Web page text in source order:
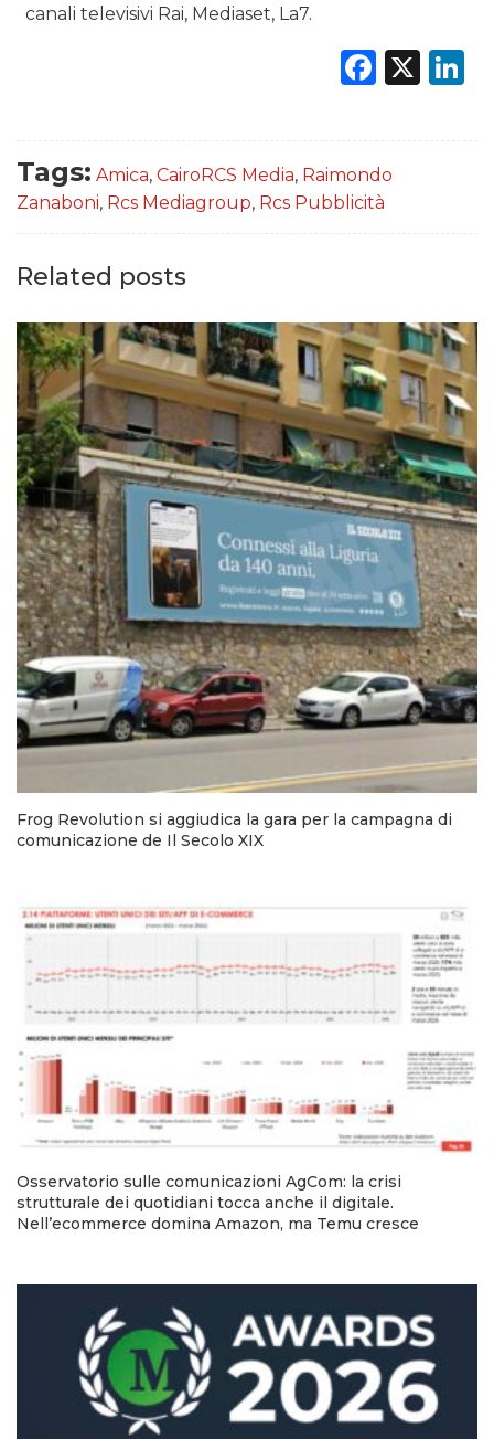
canali televisivi Rai, Mediaset, La7.
X
Tags: Amica, CairoRCS Media, Raimondo
Zanaboni, Rcs Mediagroup, Rcs Pubblicità
Related posts
Frog Revolution si aggiudica la gara per la campagna di
comunicazione de Il Secolo XIX
Osservatorio sulle comunicazioni AgCom: la crisi
strutturale dei quotidiani tocca anche il digitale.
Nell’ecommerce domina Amazon, ma Temu cresce